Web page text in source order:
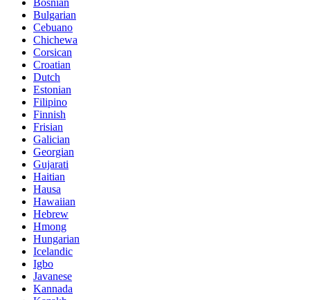
Bosnian
Bulgarian
Cebuano
Chichewa
Corsican
Croatian
Dutch
Estonian
Filipino
Finnish
Frisian
Galician
Georgian
Gujarati
Haitian
Hausa
Hawaiian
Hebrew
Hmong
Hungarian
Icelandic
Igbo
Javanese
Kannada